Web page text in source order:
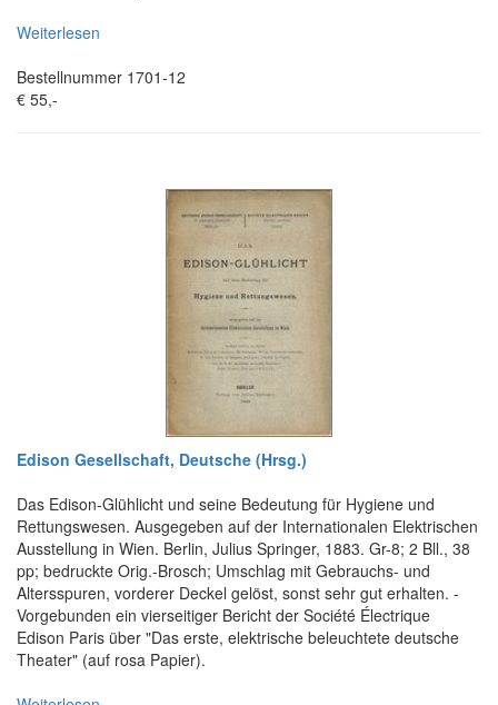
Weiterlesen
Bestellnummer 1701-12
€ 55,-
Edison Gesellschaft, Deutsche (Hrsg.)
Das Edison-Glühlicht und seine Bedeutung für Hygiene und
Rettungswesen. Ausgegeben auf der Internationalen Elektrischen
Ausstellung in Wien. Berlin, Julius Springer, 1883. Gr-8; 2 Bll., 38
pp; bedruckte Orig.-Brosch; Umschlag mit Gebrauchs- und
Altersspuren, vorderer Deckel gelöst, sonst sehr gut erhalten. -
Vorgebunden ein vierseitiger Bericht der Société Électrique
Edison Paris über "Das erste, elektrische beleuchtete deutsche
Theater" (auf rosa Papier).